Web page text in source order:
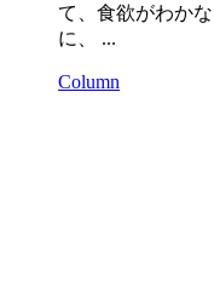
て、食欲がわか
に、 ...
Column